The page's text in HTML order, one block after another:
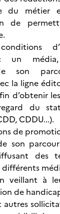
du métier
de
un
de son
la ligne
d’obtenir
du
CDDU...).
de
son
des
veillant à
de